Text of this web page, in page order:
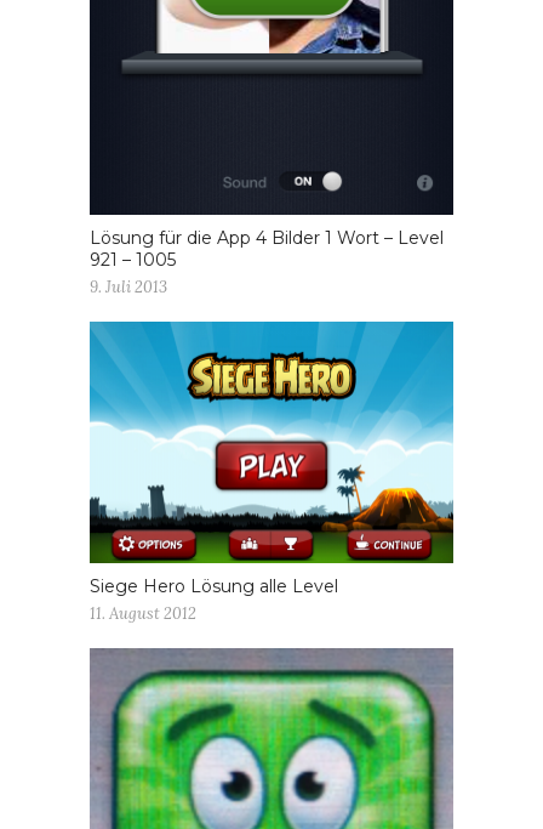
Lösung für die App 4 Bilder 1 Wort – Level
921 – 1005
9. Juli 2013
Siege Hero Lösung alle Level
11. August 2012